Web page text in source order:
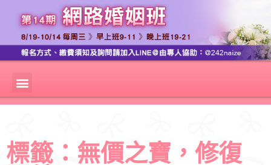
標籤：無價之寶，修復